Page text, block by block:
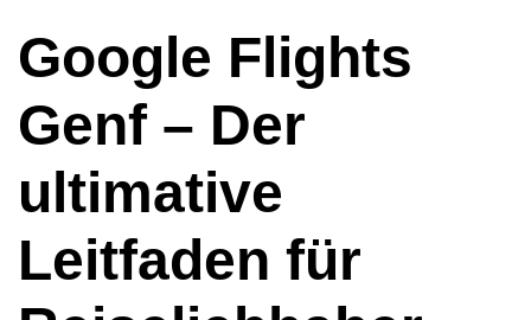
Google Flights
Genf – Der
ultimative
Leitfaden für